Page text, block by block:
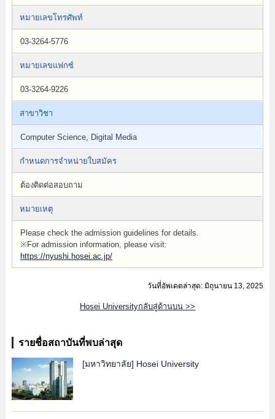
หมายเลขโทรศัพท์
03-3264-5776
หมายเลขแฟกซ์
03-3264-9226
สาขาวิชา
Computer Science, Digital Media
กำหนดการจำหน่ายใบสมัคร
ต้องติดต่อสอบถาม
หมายเหตุ
Please check the admission guidelines for details.
※For admission information, please visit:
https://nyushi.hosei.ac.jp/
วันที่อัพเดตล่าสุด: มิถุนายน 13, 2025
Hosei Universityกลับสู่ด้านบน >>
รายชื่อสถาบันที่พบล่าสุด
[มหาวิทยาลัย] Hosei University